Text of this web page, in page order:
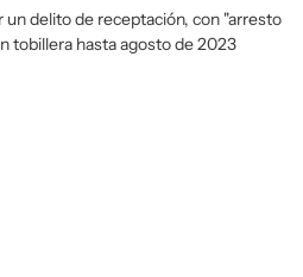
delito de receptación, con "arresto
tobillera hasta agosto de 2023